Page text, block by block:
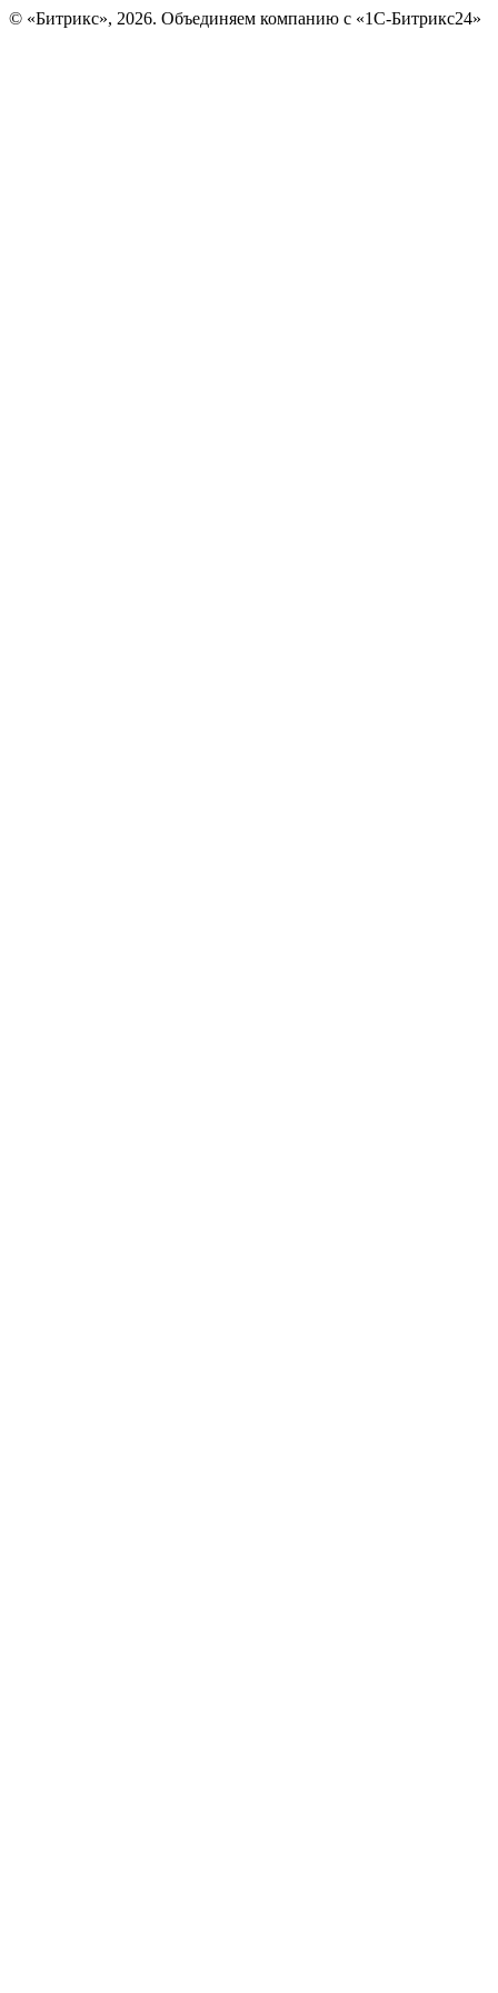
© «Битрикс», 2026. Объединяем компанию с «1С-Битрикс24»